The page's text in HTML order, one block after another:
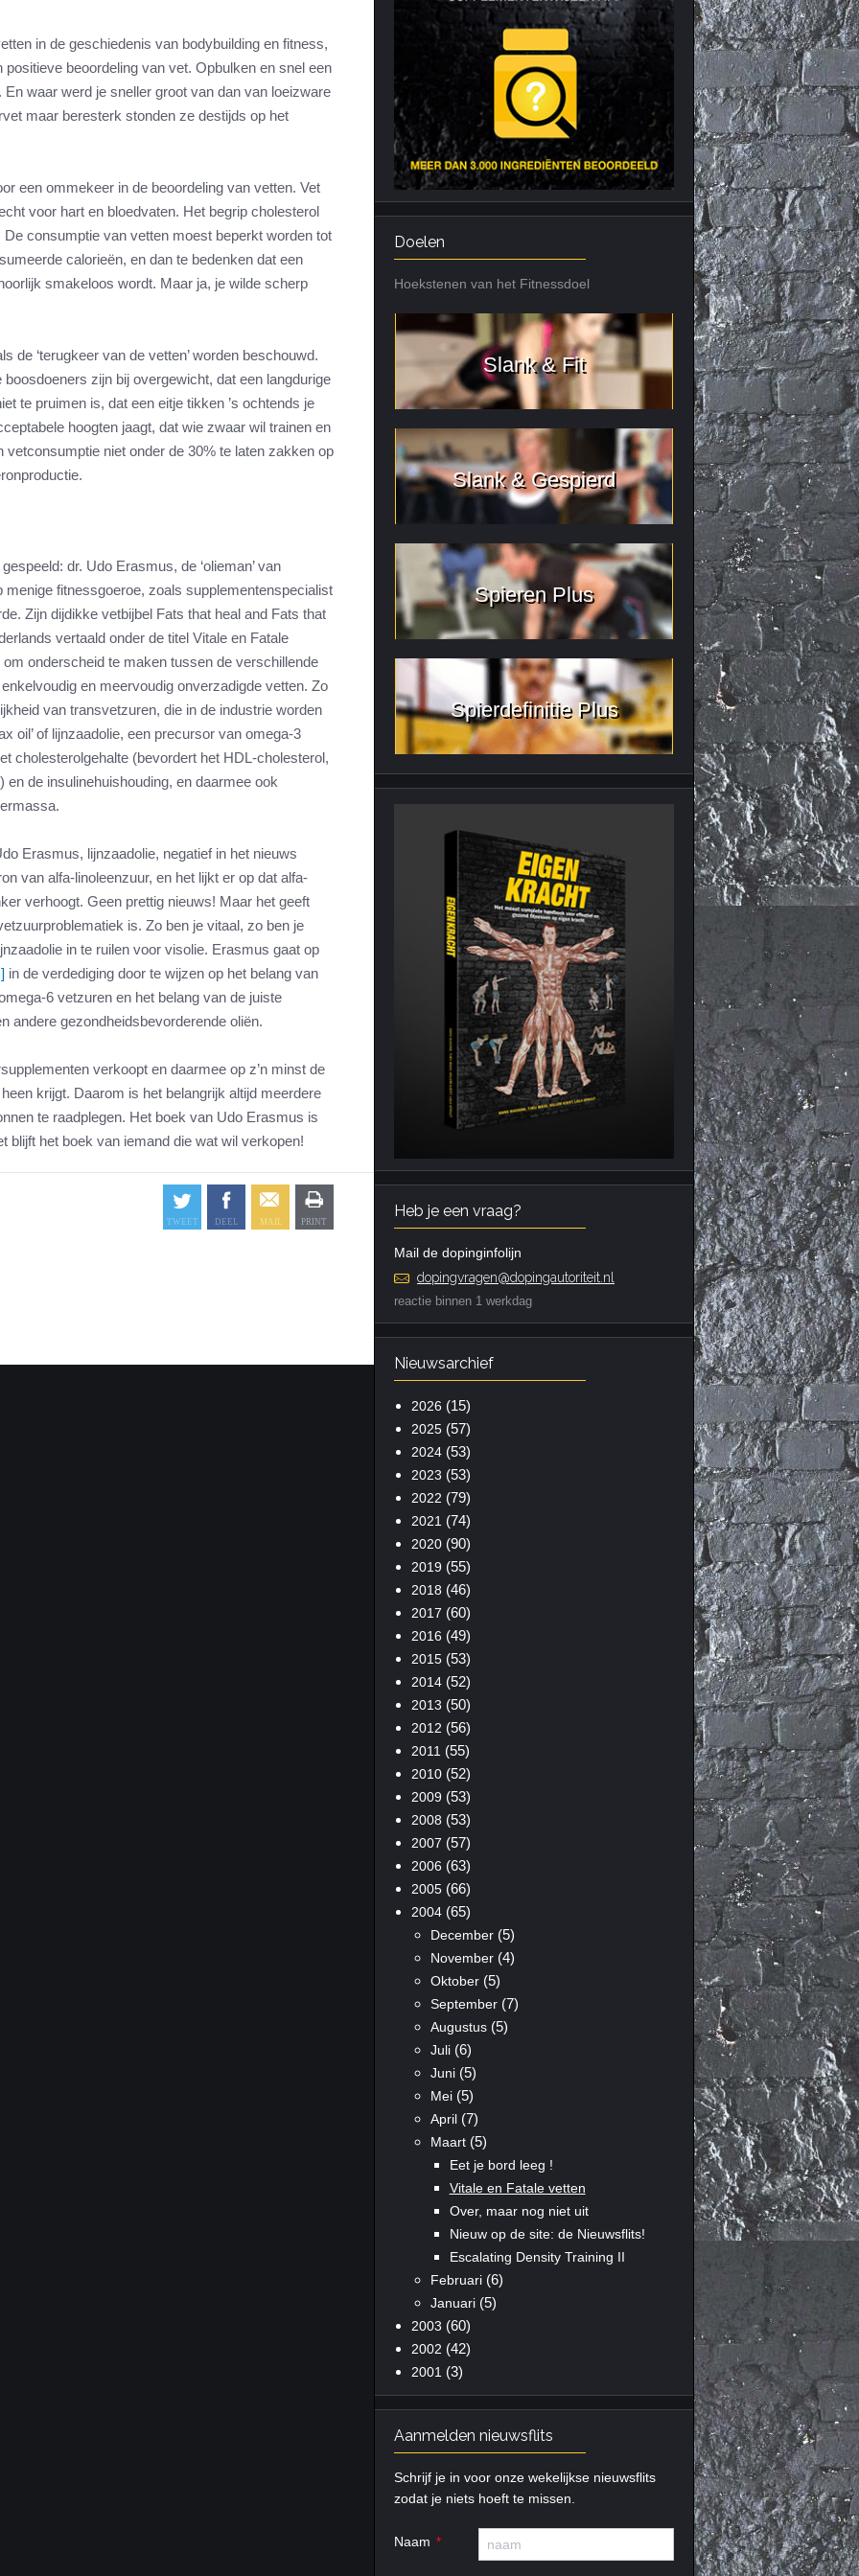
Combi van cardio en kracht
Trainingsfouten top 10
Veel gestelde vragen
Citrus Aurantium
Tribulus Terrestris
Vitaminen en
mineralen
Weight Gainers
Nieuws archief
in de geschiedenis van bodybuilding en fitness,
beoordeling van vet. Opbulken en snel een
waar werd je sneller groot van dan van loeizware
maar beresterk stonden ze destijds op het
een ommekeer in de beoordeling van vetten. Vet
voor hart en bloedvaten. Het begrip cholesterol
consumptie van vetten moest beperkt worden tot
calorieën, en dan te bedenken dat een
smakeloos wordt. Maar ja, je wilde scherp
de ‘terugkeer van de vetten’ worden beschouwd.
zijn bij overgewicht, dat een langdurige
te pruimen is, dat een eitje tikken ’s ochtends je
hoogten jaagt, dat wie zwaar wil trainen en
vetconsumptie niet onder de 30% te laten zakken op
dr. Udo Erasmus, de ‘olieman’ van
fitnessgoeroe, zoals supplementenspecialist
Zijn dijdikke vetbijbel Fats that heal and Fats that
vertaald onder de titel Vitale en Fatale
onderscheid te maken tussen de verschillende
en meervoudig onverzadigde vetten. Zo
van transvetzuren, die in de industrie worden
oil’ of lijnzaadolie, een precursor van omega-3
cholesterolgehalte (bevordert het HDL-cholesterol,
de insulinehuishouding, en daarmee ook
Erasmus, lijnzaadolie, negatief in het nieuws
van alfa-linoleenzuur, en het lijkt er op dat alfa-
verhoogt. Geen prettig nieuws! Maar het geeft
is. Zo ben je vitaal, zo ben je
in te ruilen voor visolie. Erasmus gaat op
in de verdediging door te wijzen op het belang van
6 vetzuren en het belang van de juiste
andere gezondheidsbevorderende oliën.
verkoopt en daarmee op z’n minst de
krijgt. Daarom is het belangrijk altijd meerdere
te raadplegen. Het boek van Udo Erasmus is
blijft het boek van iemand die wat wil verkopen!
Doelen
Hoekstenen van het Fitnessdoel
Slank & Fit
Slank & Gespierd
Spieren Plus
Spierdefinitie Plus
Heb je een vraag?
Mail de dopinginfolijn
dopingvragen@dopingautoriteit.nl
reactie binnen 1 werkdag
Nieuwsarchief
2026 (15)
2025(57)
2024(53)
2023 (53)
2022 (79)
2021 (74)
2020(90)
2019 (55)
2018 (46)
2017 (60)
2016 (49)
2015(53)
2014(52)
2013 (50)
2012 (56)
2011 (55)
2010(52)
2009 (53)
2008 (53)
2007 (57)
2006 (63)
2005(66)
2004(65)
December(5)
November(4)
Oktober(5)
September(7)
Augustus(5)
Juli(6)
Juni(5)
Mei(5)
April(7)
Maart(5)
Eet je bord leeg !
Vitale en Fatale vetten
Over, maar nog niet uit
Nieuw op de site: de Nieuwsflits!
Escalating Density Training II
Februari(6)
Januari(5)
2003 (60)
2002 (42)
2001 (3)
Aanmelden nieuwsflits
Schrijf je in voor onze wekelijkse nieuwsflits
zodat je niets hoeft te missen.
Naam